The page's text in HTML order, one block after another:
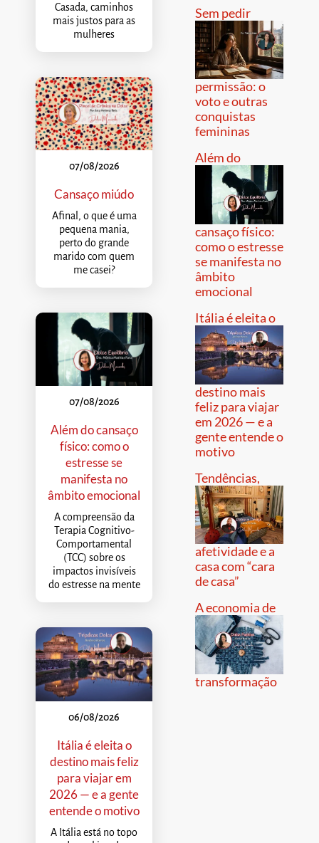
Casada, caminhos
mais justos para as
mulheres
07/08/2026
Cansaço miúdo
Afinal, o que é uma
pequena mania,
perto do grande
marido com quem
me casei?
07/08/2026
Além do cansaço
físico: como o
estresse se
manifesta no
âmbito emocional
A compreensão da
Terapia Cognitivo-
Comportamental
(TCC) sobre os
impactos invisíveis
do estresse na mente
06/08/2026
Itália é eleita o
destino mais feliz
para viajar em
2026 — e a gente
entende o motivo
A Itália está no topo
Sem pedir
permissão: o
voto e outras
conquistas
femininas
Além do
cansaço físico:
como o estresse
se manifesta no
âmbito
emocional
Itália é eleita o
destino mais
feliz para viajar
em 2026 — e a
gente entende o
motivo
Tendências,
afetividade e a
casa com “cara
de casa”
A economia de
transformação